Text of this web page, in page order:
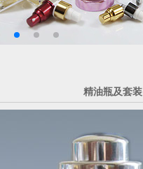
精油瓶及套装